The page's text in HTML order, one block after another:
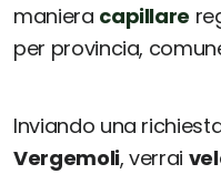
maniera capillare
per provincia,
Inviando una
Vergemoli, verrai